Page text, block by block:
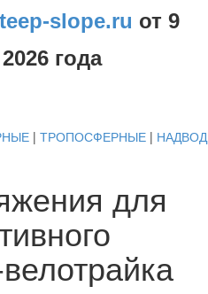
slope.ru от 9
2026 года
| ТРОПОСФЕРНЫЕ |
для